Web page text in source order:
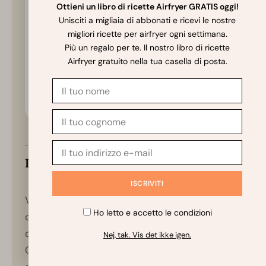
Vitamin K 1 µg 1%
Calcio 52 mg 5%
Magnesio 57mg 14%
Fosforo 281mg 28%
Selenio
35 µg 50
%
2
Carboidrati netti 103g
* I valori giornalieri percentuali si basano su una
Importante su conservazione e nutrizione
Valori nutrizionali per porzione (indicativo): I
calcoli si basano sui dati del Dipartimento
dell’Agricoltura degli Stati Uniti(USDA).
Conservazione (indicativo): I dati di
Ottieni un libro di ricette Airfryer GRATIS oggi!
Unisciti a migliaia di abbonati e ricevi le nostre
migliori ricette per airfryer ogni settimana.
Più un regalo per te. Il nostro libro di ricette
Airfryer gratuito nella tua casella di posta.
Ho letto e accetto le condizioni
Nej, tak. Vis det ikke igen.
✨Chiedi allo Chef IA